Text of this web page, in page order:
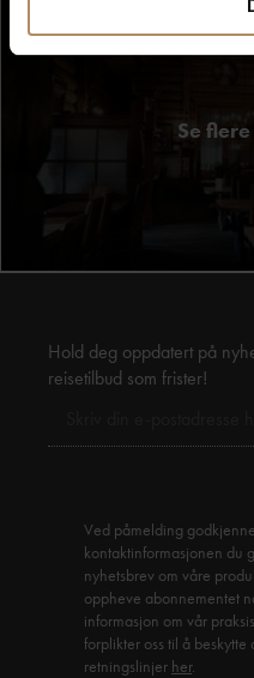
Se
Hold deg oppdatert på
reisetilbud som frister!
Ved påmelding
kontaktinformasjonen du
nyhetsbrev om våre
oppheve abonnementet
informasjon om vår
forplikter oss til å
retningslinjer her.